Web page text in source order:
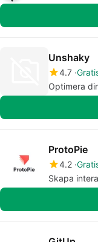
Unshaky
4.7
Optimera
ProtoPie
4.2
Skapa